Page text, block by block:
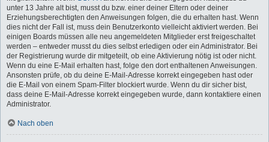
unter 13 Jahre alt bist, musst du bzw. einer deiner Eltern oder deiner
Erziehungsberechtigten den Anweisungen folgen, die du erhalten hast. Wenn
dies nicht der Fall ist, muss dein Benutzerkonto vielleicht aktiviert werden. Bei
einigen Boards müssen alle neu angemeldeten Mitglieder erst freigeschaltet
werden – entweder musst du dies selbst erledigen oder ein Administrator. Bei
der Registrierung wurde dir mitgeteilt, ob eine Aktivierung nötig ist oder nicht.
Wenn du eine E-Mail erhalten hast, folge den dort enthaltenen Anweisungen.
Ansonsten prüfe, ob du deine E-Mail-Adresse korrekt eingegeben hast oder
die E-Mail von einem Spam-Filter blockiert wurde. Wenn du dir sicher bist,
dass deine E-Mail-Adresse korrekt eingegeben wurde, dann kontaktiere einen
Administrator.
Nach oben